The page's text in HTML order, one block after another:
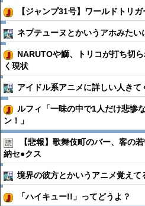
【ジャンプ31号】ワールドトリ
ネプテューヌとかいうアホみたい
NARUTOや鰤、トリコが打ち切
く現状
アイドル系アニメに詳しい人きて
ルフィ「一味の中で1人だけ悲惨
ン！」
【悲報】歌舞伎町のバー、客の
納セ●︎クス
境界の彼方とかいうアニメ覚えて
「ハイキュー!!」ってどうよ？